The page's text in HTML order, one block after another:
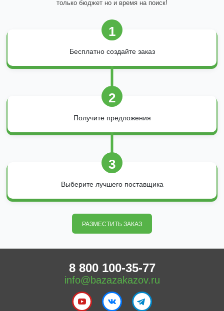
только бюджет но и время на поиск!
1
Бесплатно создайте заказ
2
Получите предложения
3
Выберите лучшего поставщика
РАЗМЕСТИТЬ ЗАКАЗ
8 800 100-35-77
info@bazazakazov.ru